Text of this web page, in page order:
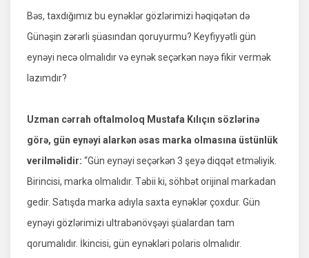
Bəs, taxdığımız bu eynəklər gözlərimizi həqiqətən də
Günəşin zərərli şüasından qoruyurmu? Keyfiyyətli gün
eynəyi necə olmalıdır və eynək seçərkən nəyə fikir vermək
lazımdır?
Uzman cərrah oftalmoloq Mustafa Kılıçın sözlərinə
görə, gün eynəyi alarkən əsas marka olmasına üstünlük
verilməlidir: “Gün eynəyi seçərkən 3 şeyə diqqət etməliyik.
Birincisi, marka olmalıdır. Təbii ki, söhbət orijinal markadan
gedir. Satışda marka adıyla saxta eynəklər çoxdur. Gün
eynəyi gözlərimizi ultrabənövşəyi şüalardan tam
qorumalıdır. İkincisi, gün eynəkləri polaris olmalıdır.